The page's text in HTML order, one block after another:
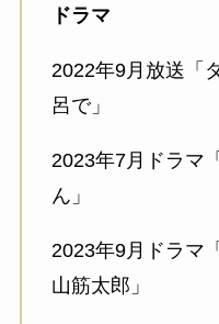
ドラマ
2022年9月放送「
呂で」
2023年7月ドラマ
ん」
2023年9月ドラマ
山筋太郎」